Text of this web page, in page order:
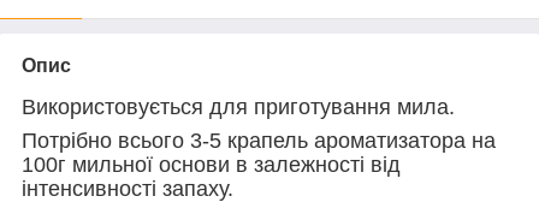
Опис
Використовується для приготування мила.
Потрібно всього 3-5 крапель ароматизатора на
100г мильної основи в залежності від
інтенсивності запаху.